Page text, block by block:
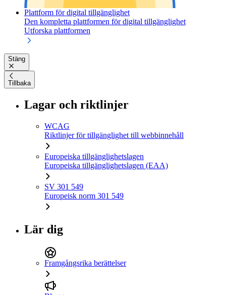
Plattform för digital tillgänglighet
Den kompletta plattformen för digital tillgänglighet
Utforska plattformen
Stäng
Tillbaka
Lagar och riktlinjer
WCAG
Riktlinjer för tillgänglighet till webbinnehåll
Europeiska tillgänglighetslagen
Europeiska tillgänglighetslagen (EAA)
SV 301 549
Europeisk norm 301 549
Lär dig
Framgångsrika berättelser